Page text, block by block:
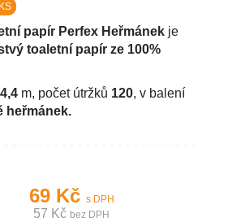
papír Perfex Heřmánek je
toaletní papír ze 100%
m, počet útržků 120, v balení
heřmánek.
69 Kč s DPH
57 Kč bez DPH